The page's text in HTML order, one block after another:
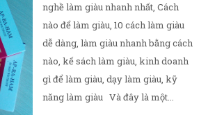
nghề làm giàu nhanh nhất, Cách
nào để làm giàu, 10 cách làm giàu
dễ dàng, làm giàu nhanh bằng cách
nào, kế sách làm giàu, kinh doanh
gì để làm giàu, dạy làm giàu, kỹ
năng làm giàu Và đây là một...